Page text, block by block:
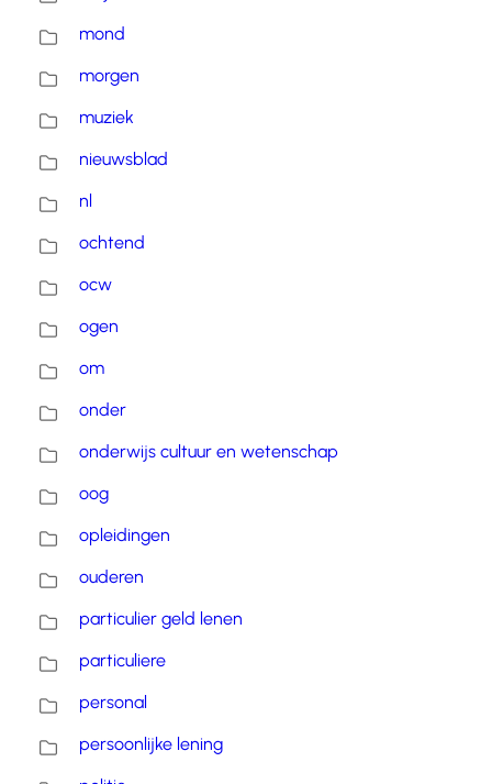
mond
morgen
muziek
nieuwsblad
nl
ochtend
ocw
ogen
om
onder
onderwijs cultuur en wetenschap
oog
opleidingen
ouderen
particulier geld lenen
particuliere
personal
persoonlijke lening